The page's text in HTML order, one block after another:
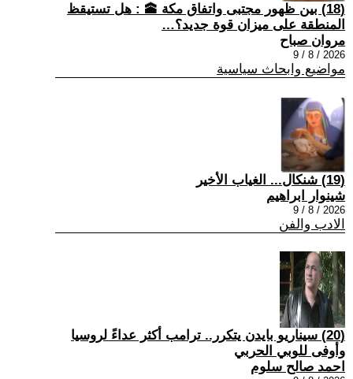
(18) بين ظهور مجتبى واتفاق مكة 🕋 : هل تستيقظ
المنطقة على ميزان قوة جديد؟…
مروان صباح
2026 / 8 / 9
مواضيع وابحاث سياسية
(19) شنكال... الغياب الأخير
شينوار ابراهيم
2026 / 8 / 9
الادب والفن
(20) سيناريو بايدن يتكرر.. ترامب أكثر عداءً لروسيا
وأوفى للوبي الحربي
احمد صالح سلوم